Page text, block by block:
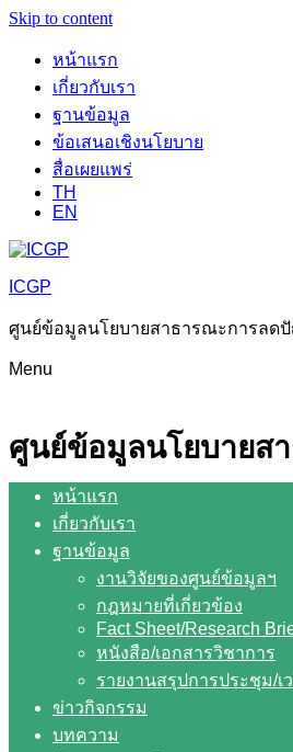
Skip to content
หน้าแรก
เกี่ยวกับเรา
ฐานข้อมูล
ข้อเสนอเชิงนโยบาย
สื่อเผยแพร่
TH
EN
ICGP
ศูนย์ข้อมูลนโยบายสาธารณะการลด
Menu
ศูนย์ข้อมูลนโยบายส
หน้าแรก
เกี่ยวกับเรา
ฐานข้อมูล
งานวิจัยของศูนย์ข้อมูลฯ
กฎหมายที่เกี่ยวข้อง
Fact Sheet/Research
หนังสือ/เอกสารวิชาการ
รายงานสรุปการประชุม/เ
ข่าวกิจกรรม
บทความ